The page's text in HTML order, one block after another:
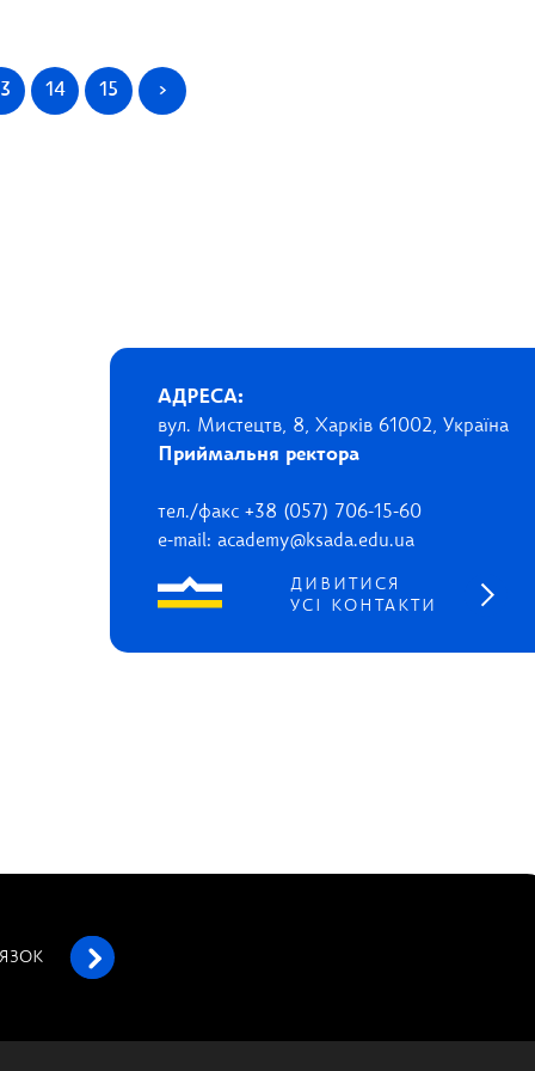
14 15 >
АДРЕСА:
вул. Мистецтв, 8, Харків 61002, Україна
Приймальня ректора
тел./факс +38 (057) 706-15-60
e-mail: academy@ksada.edu.ua
ДИВИТИСЯ
УСІ КОНТАКТИ